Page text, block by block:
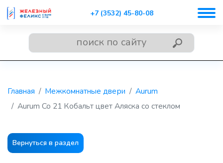
+7 (3532) 45-80-08
Главная Межкомнатные двери
Aurum
Aurum Co 21 Кобальт цвет Аляска со стеклом
Вернуться в раздел